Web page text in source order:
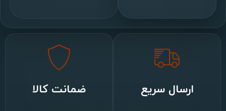
ارسال سریع ضمانت کالا